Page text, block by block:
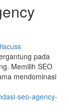
pada
Memilih SEO
mendominasi
seo-agency-